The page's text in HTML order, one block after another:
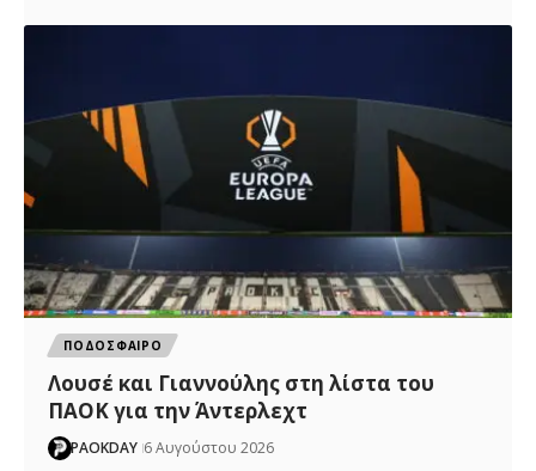
ΠΟΔΟΣΦΑΙΡΟ
Λουσέ και Γιαννούλης στη λίστα του
ΠΑΟΚ για την Άντερλεχτ
PAOKDAY 6 Αυγούστου 2026